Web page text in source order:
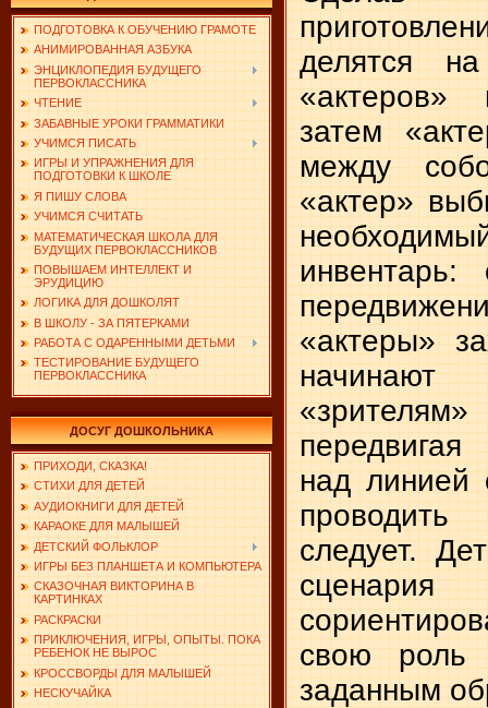
ПОДГОТОВКА К ОБУЧЕНИЮ ГРАМОТЕ
АНИМИРОВАННАЯ АЗБУКА
ЭНЦИКЛОПЕДИЯ БУДУЩЕГО
ПЕРВОКЛАССНИКА
ЧТЕНИЕ
ЗАБАВНЫЕ УРОКИ ГРАММАТИКИ
УЧИМСЯ ПИСАТЬ
ИГРЫ И УПРАЖНЕНИЯ ДЛЯ
ПОДГОТОВКИ К ШКОЛЕ
Я ПИШУ СЛОВА
УЧИМСЯ СЧИТАТЬ
МАТЕМАТИЧЕСКАЯ ШКОЛА ДЛЯ
БУДУЩИХ ПЕРВОКЛАССНИКОВ
ПОВЫШАЕМ ИНТЕЛЛЕКТ И
ЭРУДИЦИЮ
ЛОГИКА ДЛЯ ДОШКОЛЯТ
В ШКОЛУ - ЗА ПЯТЕРКАМИ
РАБОТА С ОДАРЕННЫМИ ДЕТЬМИ
ТЕСТИРОВАНИЕ БУДУЩЕГО
ПЕРВОКЛАССНИКА
ДОСУГ ДОШКОЛЬНИКА
ПРИХОДИ, СКАЗКА!
СТИХИ ДЛЯ ДЕТЕЙ
АУДИОКНИГИ ДЛЯ ДЕТЕЙ
КАРАОКЕ ДЛЯ МАЛЫШЕЙ
ДЕТСКИЙ ФОЛЬКЛОР
ИГРЫ БЕЗ ПЛАНШЕТА И КОМПЬЮТЕРА
СКАЗОЧНАЯ ВИКТОРИНА В
КАРТИНКАХ
РАСКРАСКИ
ПРИКЛЮЧЕНИЯ, ИГРЫ, ОПЫТЫ. ПОКА
РЕБЕНОК НЕ ВЫРОС
КРОССВОРДЫ ДЛЯ МАЛЫШЕЙ
НЕСКУЧАЙКА
делятся
затем
между
«актер»
инвентарь:
«актеры»
«зрителям»
над линией
следует.
свою роль
заданным